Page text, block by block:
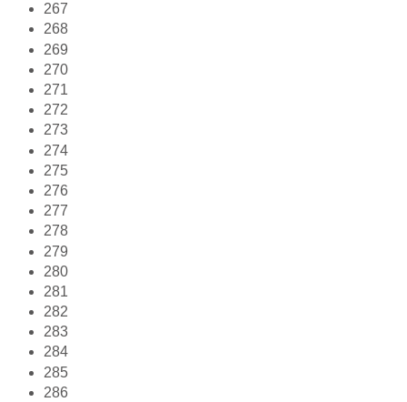
267
268
269
270
271
272
273
274
275
276
277
278
279
280
281
282
283
284
285
286